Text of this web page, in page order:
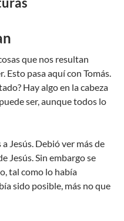
que nos resultan
Esto pasa aquí con Tomás.
Hay algo en la cabeza
ser, aunque todos lo
Jesús. Debió ver más de
Jesús. Sin embargo se
tal como lo había
sido posible, más no que